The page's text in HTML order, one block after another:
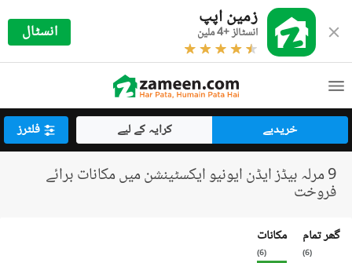
زمین اپپ
انسٹالز +4 ملین انسٹال
خریدیے کرایہ کے لیے فلٹرز
9 مرلہ بیڈز ایڈن ایونیو ایکسٹینشن میں مکانات برائے
فروخت
گھر تمام
(
6
)
مکانات
(
6
)